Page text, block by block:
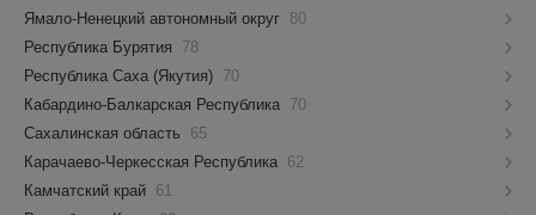
Ямало-Ненецкий автономный округ 80
Республика Бурятия
78
Республика Саха (Якутия) 70
Кабардино-Балкарская Республика 70
Сахалинская область
65
Карачаево-Черкесская Республика 62
Камчатский край 61